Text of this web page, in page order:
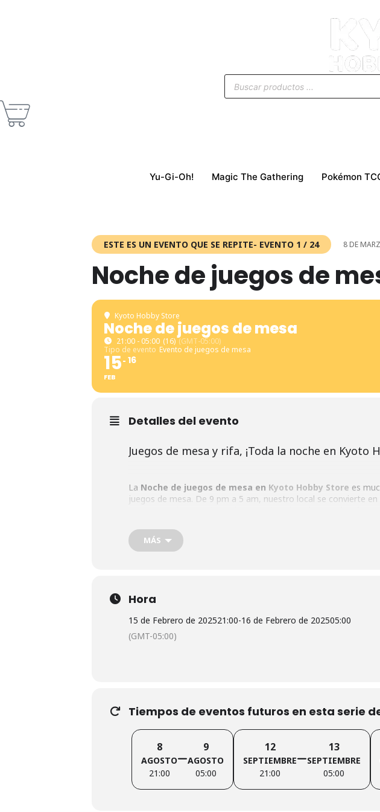
Yu-Gi-Oh! Magic The Gathering Pokémon
ESTE ES UN EVENTO QUE SE REPITE- EVENTO 1 / 24 8 DE
Noche de juegos de
Kyoto Hobby Store
Noche de juegos de mesa
21:00 - 05:00 (16) (GMT-05:00)
Tipo de evento Evento de juegos de mesa
15
FEB
16
Detalles del evento
Juegos de mesa y rifa, ¡Toda la noche en Kyoto
La Noche de juegos de mesa en Kyoto Hobby Store es
juegos de mesa. De 9 pm a 5 am, nuestro local se convierte
MÁS
Hora
15 de Febrero de 202521:00-16 de Febrero de 202505:00
(GMT-05:00)
Tiempos de eventos futuros en esta serie
8
AGOSTO
21:00
9
AGOSTO
05:00
12
SEPTIEMBRE
21:00
13
SEPTIEMBRE
05:00